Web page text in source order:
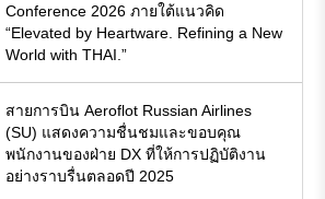
Conference 2026 ภายใต้แนวคิด
“Elevated by Heartware. Refining a New
World with THAI.”
สายการบิน Aeroflot Russian Airlines
(SU) แสดงความชื่นชมและขอบคุณ
พนักงานของฝ่าย DX ที่ให้การปฏิบัติงาน
อย่างราบรื่นตลอดปี 2025